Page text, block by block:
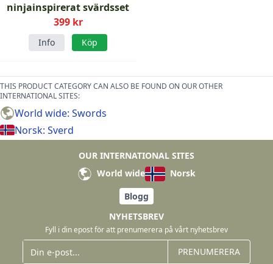
ninjainspirerat svärdsset
399 kr
Info Köp
THIS PRODUCT CATEGORY CAN ALSO BE FOUND ON OUR OTHER
INTERNATIONAL SITES:
World wide: Swords
Norsk: Sverd
OUR INTERNATIONAL SITES
World wide
Norsk
Blogg
NYHETSBREV
Fyll i din epost för att prenumerera på vårt nyhetsbrev
PRENUMERERA